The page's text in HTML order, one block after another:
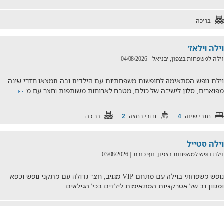
בריכה
וילה וילאז'
וילה למשפחות בצפון, יבניאל | 04/08/2026
וילת נופש המתאימה לחופשות משפחתיות עם הילדים ובה תמצאו חדרי שינה
מפוארים, סלון לישיבה של כולם, מטבח לארוחות משותפות וחצר עם מ
חדרי שינה 4 חדרי רחצה 2 בריכה
וילה סטייל
וילת נופש למשפחות בצפון, נוף כנרת | 03/08/2026
נופש משפחתי בוילה עם מתחם VIP מגניב, חצר גדולה עם מתקני נופש וספא
ומגוון רב של אטרקציות המתאימות לילדים בכל הגילאים.